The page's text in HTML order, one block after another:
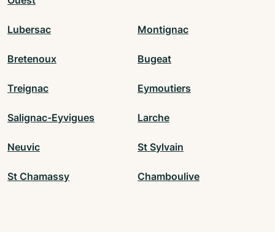
Lubersac Montignac
Bretenoux Bugeat
Treignac Eymoutiers
Salignac-Eyvigues Larche
Neuvic St Sylvain
St Chamassy Chamboulive